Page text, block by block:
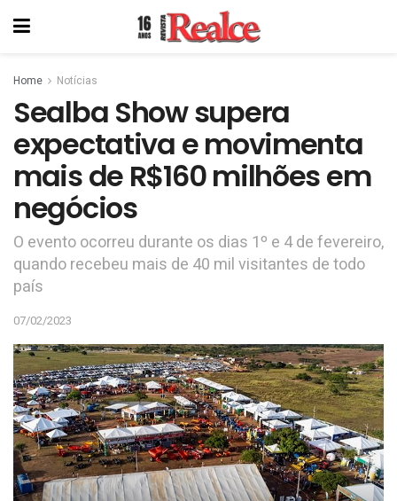
Home Notícias
Sealba Show supera
expectativa e movimenta
mais de R$160 milhões em
negócios
O evento ocorreu durante os dias 1º e 4 de fevereiro,
quando recebeu mais de 40 mil visitantes de todo
país
07/02/2023